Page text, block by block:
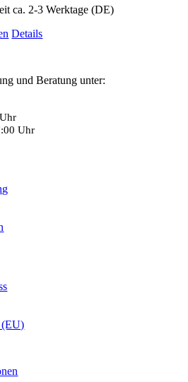
Produktseite
werden
ca. 2-3 Werktage (DE)
Dieses
Varianten
Optionen
können
Details
und Beratung unter:
Uhr